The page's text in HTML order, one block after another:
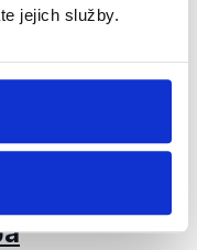
jejich služby.
OVĚŘENO
Pabla“